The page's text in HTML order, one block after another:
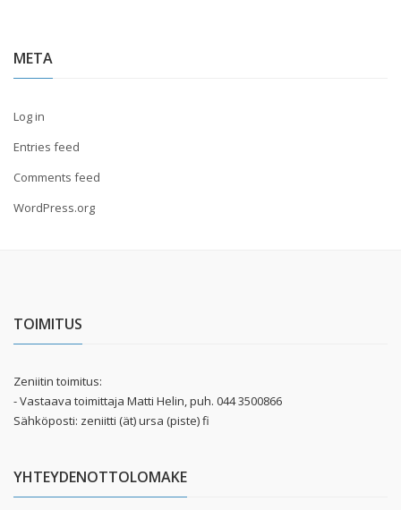
META
Log in
Entries feed
Comments feed
WordPress.org
TOIMITUS
Zeniitin toimitus:
- Vastaava toimittaja Matti Helin, puh. 044 3500866
Sähköposti: zeniitti (ät) ursa (piste) fi
YHTEYDENOTTOLOMAKE